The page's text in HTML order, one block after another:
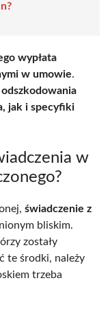
wypłata
w umowie.
jak i specyfiki
w
świadczenie z
bliskim.
zostały
te środki, należy
trzeba